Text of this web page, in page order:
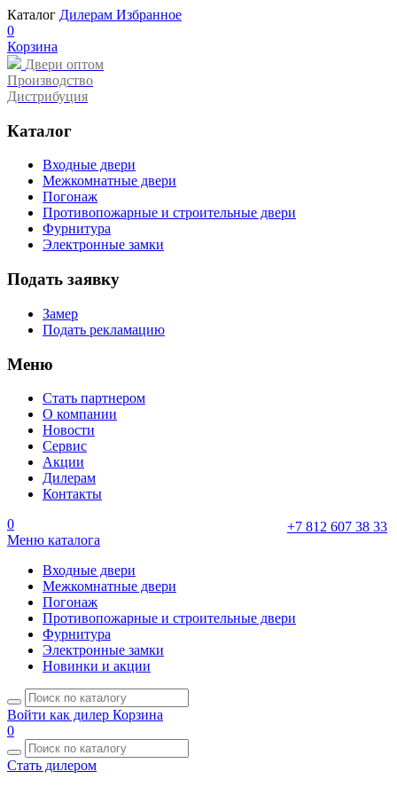
Каталог Дилерам Избранное
0
Корзина
Двери оптом
Производство
Дистрибуция
Каталог
Входные двери
Межкомнатные двери
Погонаж
Противопожарные и строительные двери
Фурнитура
Электронные замки
Подать заявку
Замер
Подать рекламацию
Меню
Стать партнером
О компании
Новости
Сервис
Акции
Дилерам
Контакты
+7 812 607 38 33
0
Меню каталога
Входные двери
Межкомнатные двери
Погонаж
Противопожарные и строительные двери
Фурнитура
Электронные замки
Новинки и акции
Войти как дилер Корзина
0
Стать дилером